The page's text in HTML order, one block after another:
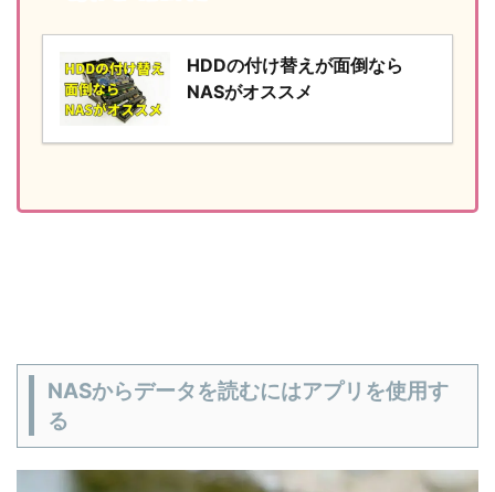
HDDの付け替えが面倒なら
NASがオススメ
NASからデータを読むにはアプリを使用す
る